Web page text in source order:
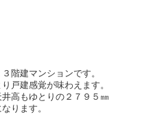
階建マンションです。
戸建感覚が味わえます。
高もゆとりの２７９５㎜
ります。